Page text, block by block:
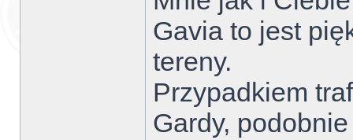
Gavia to jest
tereny.
Przypadkiem
Gardy,